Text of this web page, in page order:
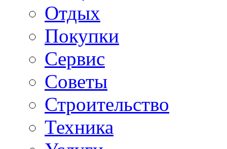
Отдых
Покупки
Сервис
Советы
Строительство
Техника